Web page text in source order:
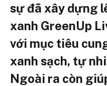
sự đã xây dựng
xanh GreenUp
với mục tiêu
xanh sạch, tự
Ngoài ra còn